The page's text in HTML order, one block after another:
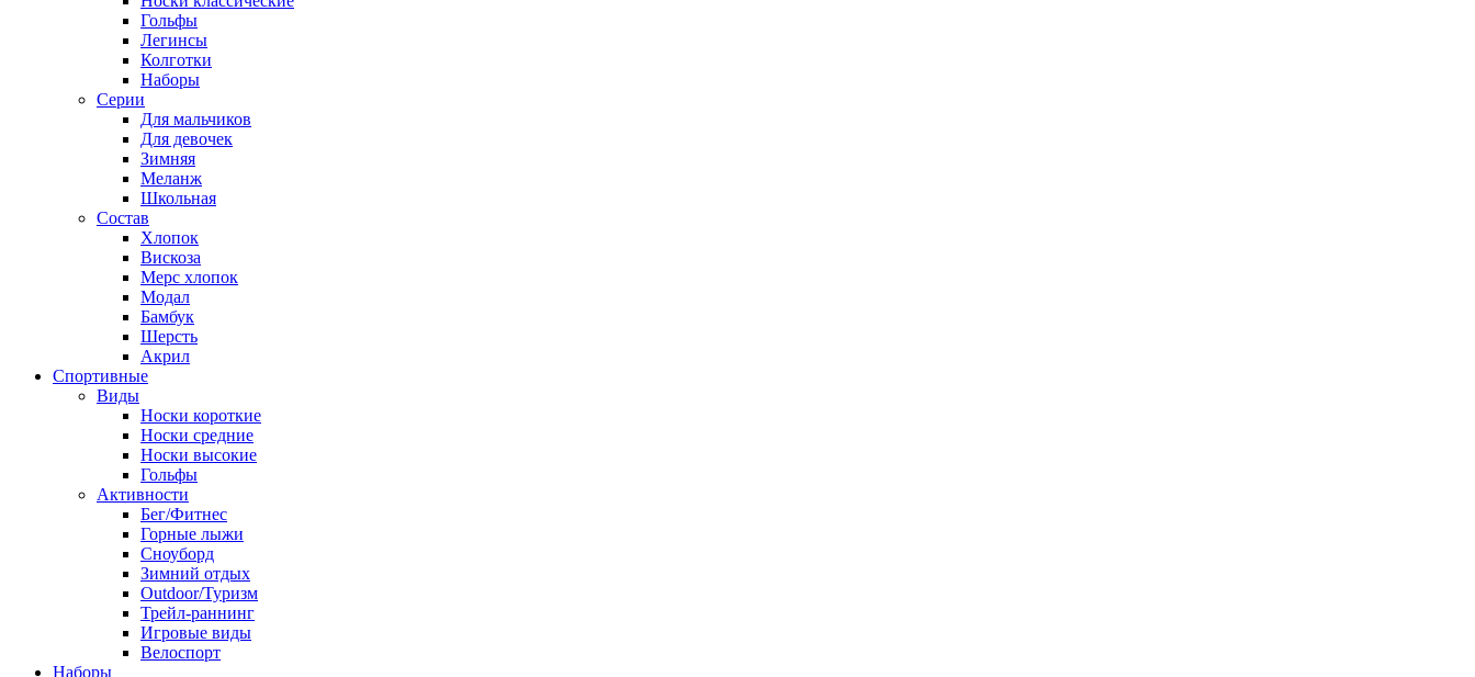
Гольфы
Легинсы
Колготки
Наборы
Серии
Для мальчиков
Для девочек
Зимняя
Меланж
Школьная
Состав
Хлопок
Вискоза
Мерс хлопок
Модал
Бамбук
Шерсть
Акрил
Спортивные
Виды
Носки короткие
Носки средние
Носки высокие
Гольфы
Активности
Бег/Фитнес
Горные лыжи
Сноуборд
Зимний отдых
Outdoor/Туризм
Трейл-раннинг
Игровые виды
Велоспорт
Наборы